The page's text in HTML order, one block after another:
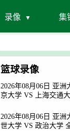
录像 集
篮球录像
2026年08月06日 亚
京大学 VS 上海交通
2026年08月06日 亚
世大学 VS 政治大学